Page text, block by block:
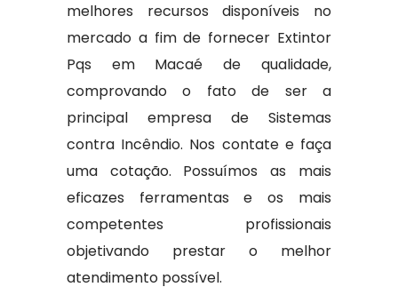
melhores recursos disponíveis no
mercado a fim de fornecer Extintor
Pqs em Macaé de qualidade,
comprovando o fato de ser a
principal empresa de Sistemas
contra Incêndio. Nos contate e faça
uma cotação. Possuímos as mais
eficazes ferramentas e os mais
competentes profissionais
objetivando prestar o melhor
atendimento possível.